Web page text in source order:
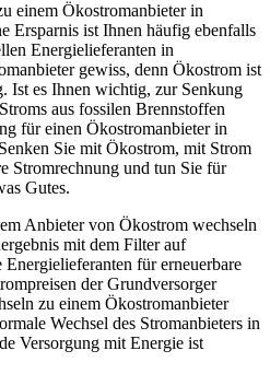
einem Ökostromanbieter in
Ersparnis ist Ihnen häufig ebenfalls
Energielieferanten in
gewiss, denn Ökostrom ist
Ist es Ihnen wichtig, zur Senkung
aus fossilen Brennstoffen
für einen Ökostromanbieter in
Sie mit Ökostrom, mit Strom
Stromrechnung und tun Sie für
Gutes.
Anbieter von Ökostrom wechseln
mit dem Filter auf
für erneuerbare
der Grundversorger
zu einem Ökostromanbieter
Wechsel des Stromanbieters in
Versorgung mit Energie ist